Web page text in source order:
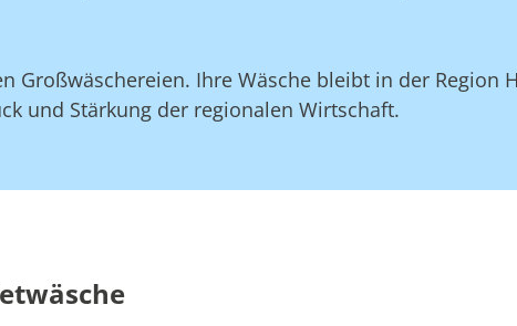
Großwäschereien. Ihre Wäsche bleibt in der Region
und Stärkung der regionalen Wirtschaft.